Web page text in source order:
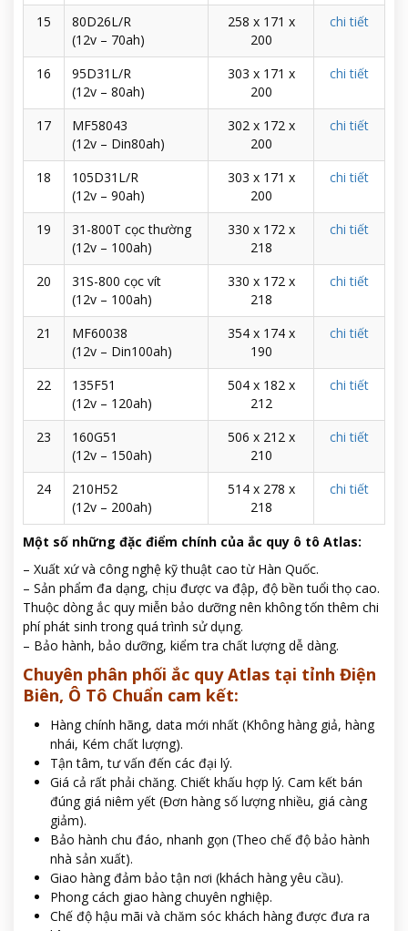
15
80D26L/R
(12v – 70ah)
258 x 171 x
200
chi tiết
16
95D31L/R
(12v – 80ah)
303 x 171 x
200
chi tiết
17
MF58043
(12v – Din80ah)
302 x 172 x
200
chi tiết
18
105D31L/R
(12v – 90ah)
303 x 171 x
200
chi tiết
19
31-800T cọc thường
(12v – 100ah)
330 x 172 x
218
chi tiết
20
31S-800 cọc vít
(12v – 100ah)
330 x 172 x
218
chi tiết
21
MF60038
(12v – Din100ah)
354 x 174 x
190
chi tiết
22
135F51
(12v – 120ah)
504 x 182 x
212
chi tiết
23
160G51
(12v – 150ah)
506 x 212 x
210
chi tiết
24
210H52
(12v – 200ah)
514 x 278 x
218
chi tiết
Một số những đặc điểm chính của ắc quy ô tô Atlas:
– Xuất xứ và công nghệ kỹ thuật cao từ Hàn Quốc.
– Sản phẩm đa dạng, chịu được va đập, độ bền tuổi thọ cao.
Thuộc dòng ắc quy miễn bảo dưỡng nên không tốn thêm chi
phí phát sinh trong quá trình sử dụng.
– Bảo hành, bảo dưỡng, kiểm tra chất lượng dễ dàng.
Chuyên phân phối ắc quy Atlas tại tỉnh Điện
Biên, Ô Tô Chuẩn cam kết:
Hàng chính hãng, data mới nhất (Không hàng giả, hàng
nhái, Kém chất lượng).
Tận tâm, tư vấn đến các đại lý.
Giá cả rất phải chăng. Chiết khấu hợp lý. Cam kết bán
đúng giá niêm yết (Đơn hàng số lượng nhiều, giá càng
giảm).
Bảo hành chu đáo, nhanh gọn (Theo chế độ bảo hành
nhà sản xuất).
Giao hàng đảm bảo tận nơi (khách hàng yêu cầu).
Phong cách giao hàng chuyên nghiệp.
Chế độ hậu mãi và chăm sóc khách hàng được đưa ra